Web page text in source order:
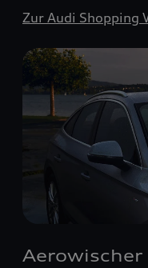
Zur Audi Shopping
Aerowischer